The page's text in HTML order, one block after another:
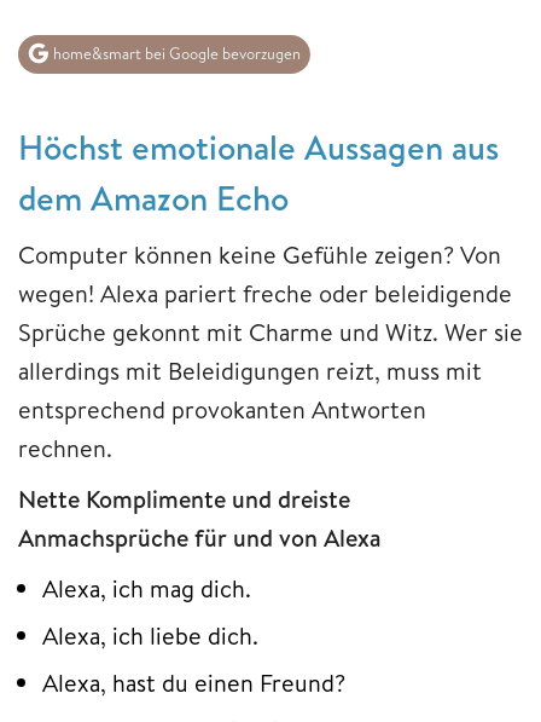
home&smart bei Google bevorzugen
Höchst emotionale Aussagen aus
dem Amazon Echo
Computer können keine Gefühle zeigen? Von
wegen! Alexa pariert freche oder beleidigende
Sprüche gekonnt mit Charme und Witz. Wer sie
allerdings mit Beleidigungen reizt, muss mit
entsprechend provokanten Antworten
rechnen.
Nette Komplimente und dreiste
Anmachsprüche für und von Alexa
Alexa, ich mag dich.
Alexa, ich liebe dich.
Alexa, hast du einen Freund?